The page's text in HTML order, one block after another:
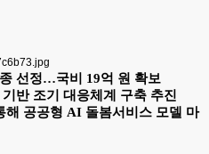
선정…국비 19억 원 확보
기반 조기 대응체계 구축 추진
해 공공형 AI 돌봄서비스 모델 마